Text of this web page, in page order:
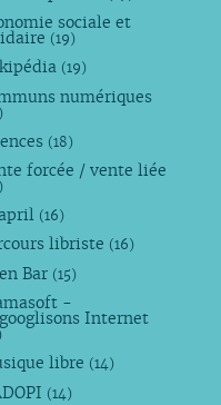
sociale et
(19)
(19)
numériques
(18)
forcée / vente liée
(16)
libriste (16)
Bar (15)
-
Internet
libre (14)
(14)